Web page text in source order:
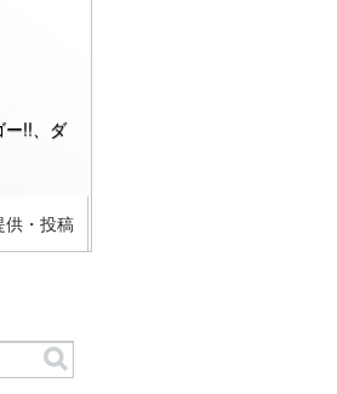
ー!!、ダ
供・投稿